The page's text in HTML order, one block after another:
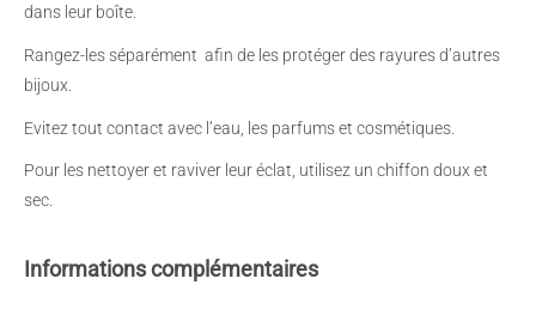
dans leur boîte.
Rangez-les séparément afin de les protéger des rayures d’autres
bijoux.
Evitez tout contact avec l’eau, les parfums et cosmétiques.
Pour les nettoyer et raviver leur éclat, utilisez un chiffon doux et
sec.
Informations complémentaires